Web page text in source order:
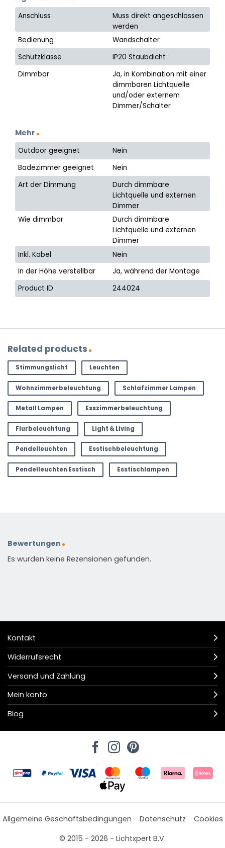
Anschluss
Muss direkt angeschlossen
werden
Bedienung
Wandschalter
Schutzklasse
IP20 Staubdicht
Dimmbar
Ja, in Kombination mit einer
dimmbaren Lichtquelle
und/oder externem
Dimmer/Schalter
Mehr
Outdoor geeignet
Nein
Badezimmer geeignet
Nein
Art der Dimmung
Durch dimmbare
Lichtquelle und externen
Dimmer
Wie dimmbar
Durch dimmbare
Lichtquelle und externen
Dimmer
Inkl. Kabel
Nein
In der Höhe verstellbar
Ja, während der Montage
Product ID
244024
Related products
Stimmungslicht Leuchten
Wohnzimmerbeleuchtung Schlafzimmer Lampen
Metall Lampen Esszimmerbeleuchtung
Flurbeleuchtung Light & Living
Pendelleuchten Esstischbeleuchtung
Pendelleuchten Esstisch Esstischlampen
Bewertungen
Es wurden keine Rezensionen gefunden.
Kontakt
Widerrufsrecht
Versand und Zahlung
Mein konto
Blog
Allgemeine Geschäftsbedingungen Datenschutz
Cookies
© 2015 - 2026 - Lichtxpert B.V.